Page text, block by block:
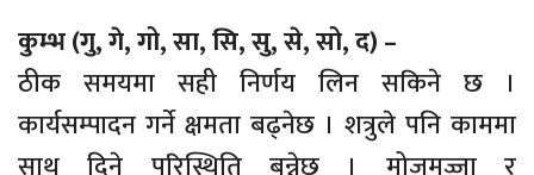
कुम्भ (गु, गे, गो, सा, सि, सु, से, सो, द) –
ठीक समयमा सही निर्णय लिन सकिने छ ।
कार्यसम्पादन गर्ने क्षमता बढ्नेछ । शत्रुले पनि काममा